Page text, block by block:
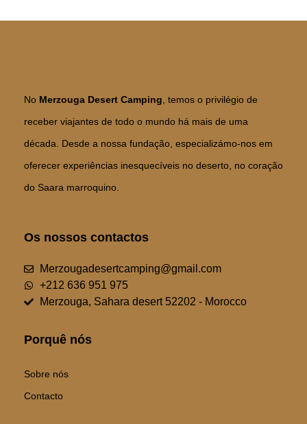
No Merzouga Desert Camping , temos o privilégio de
receber viajantes de todo o mundo há mais de uma
década. Desde a nossa fundação, especializámo-nos em
oferecer experiências inesquecíveis no deserto, no coração
do Saara marroquino.
Os nossos contactos
Merzougadesertcamping@gmail.com
+212 636 951 975
Merzouga, Sahara desert 52202 - Morocco
Porquê nós
Sobre nós
Contacto